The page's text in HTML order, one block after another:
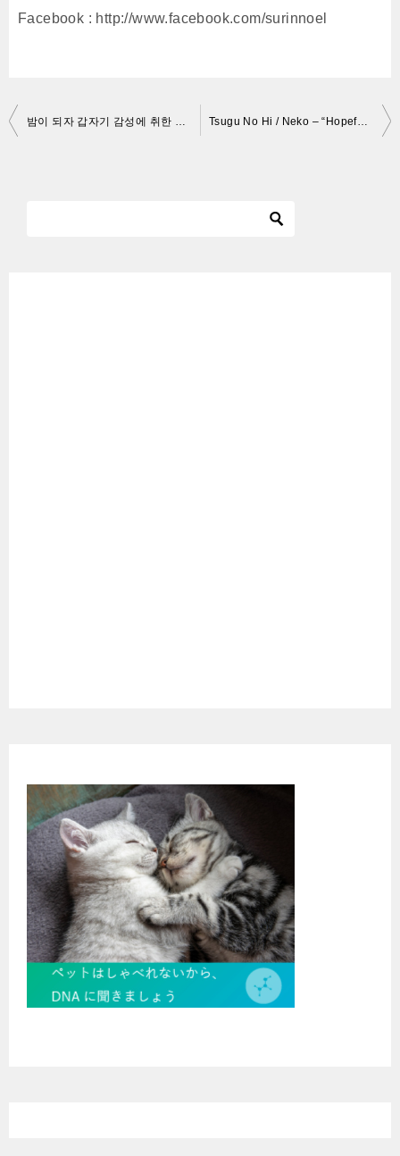
Facebook : http://www.facebook.com/surinnoel
投
밤이 되자 갑자기 감성에 취한 아기 고양이｜Baby cat suddenly drunk with emotion Tsugu No Hi / Neko – “Hopefully Nothing Happens to the Cat” ( Cat Horror Game )